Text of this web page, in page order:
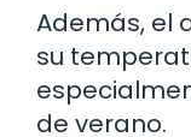
Además, el
su
de verano.